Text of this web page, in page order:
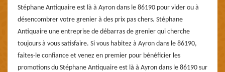
Stéphane Antiquaire est là à Ayron dans le 86190 pour vider ou à
désencombrer votre grenier à des prix pas chers. Stéphane
Antiquaire une entreprise de débarras de grenier qui cherche
toujours à vous satisfaire. Si vous habitez à Ayron dans le 86190,
faites-le confiance et venez en premier pour bénéficier les
promotions du Stéphane Antiquaire est là à Ayron dans le 86190 sur